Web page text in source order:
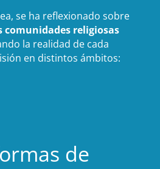
se ha reflexionado sobre
comunidades religiosas
la realidad de cada
en distintos ámbitos:
de